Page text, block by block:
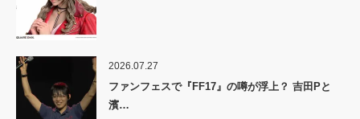
2026.07.27
ファンフェスで『FF17』の噂が浮上？ 吉田Pと
濱…